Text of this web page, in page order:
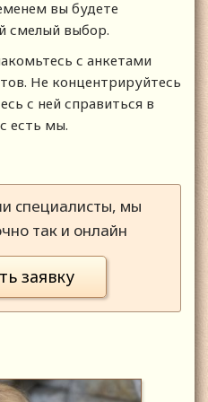
вы будете
смелый выбор.
с анкетами
Не концентрируйтесь
с ней справиться в
есть мы.
специалисты, мы
так и онлайн
заявку